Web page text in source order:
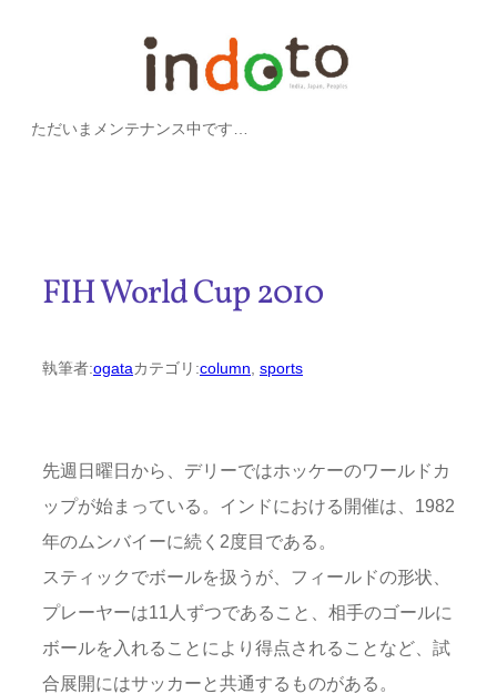
ただいまメンテナンス中です…
FIH World Cup 2010
執筆者:ogataカテゴリ:column sports
先週日曜日から、デリーではホッケーのワールドカ
ップが始まっている。インドにおける開催は、1982
年のムンバイーに続く2度目である。
スティックでボールを扱うが、フィールドの形状、
プレーヤーは11人ずつであること、相手のゴールに
ボールを入れることにより得点されることなど、試
合展開にはサッカーと共通するものがある。